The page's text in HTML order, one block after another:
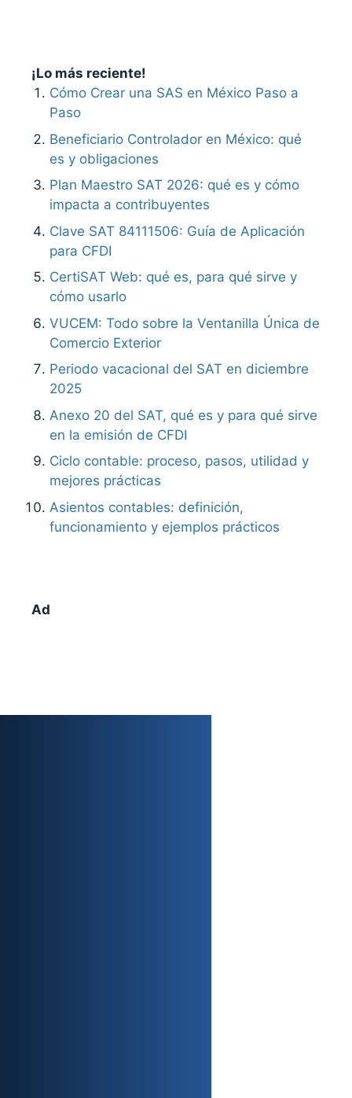
¡Lo más reciente!
Cómo Crear una SAS en México Paso a
Paso
Beneficiario Controlador en México: qué
es y obligaciones
Plan Maestro SAT 2026: qué es y cómo
impacta a contribuyentes
Clave SAT 84111506: Guía de Aplicación
para CFDI
CertiSAT Web: qué es, para qué sirve y
cómo usarlo
VUCEM: Todo sobre la Ventanilla Única de
Comercio Exterior
Periodo vacacional del SAT en diciembre
2025
Anexo 20 del SAT, qué es y para qué sirve
en la emisión de CFDI
Ciclo contable: proceso, pasos, utilidad y
mejores prácticas
Asientos contables: definición,
funcionamiento y ejemplos prácticos
Ad